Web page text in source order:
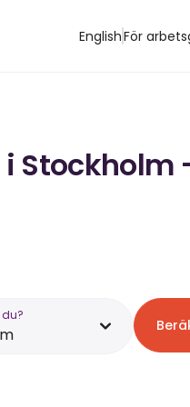
EnglishFör
Stockholm